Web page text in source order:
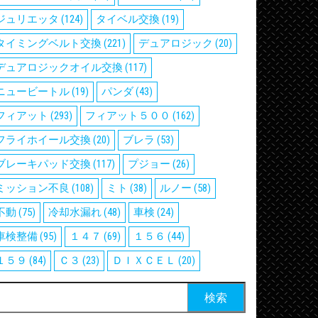
ュリエッタ (124) タイベル交換(19)
イミングベルト交換(221) デュアロジック (20)
ュアロジックオイル交換(117)
ュービートル(19) パンダ(43)
ィアット (293) フィアット５００ (162)
ライホイール交換(20) ブレラ (53)
レーキパッド交換(117) プジョー (26)
ッション不良 (108) ミト (38) ルノー (58)
動 (75) 冷却水漏れ(48) 車検 (24)
検整備(95) １４７ (69) １５６ (44)
５９ (84) Ｃ３ (23) ＤＩＸＣＥＬ (20)